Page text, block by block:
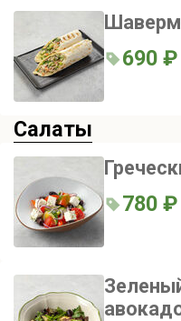
690 ₽
Салаты
780 ₽